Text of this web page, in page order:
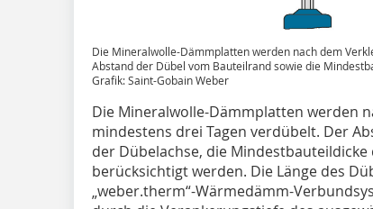
Die Mineralwolle-Dämmplatten werden nach dem
Abstand der Dübel vom Bauteilrand sowie die
Grafik: Saint-Gobain Weber
Die Mineralwolle-Dämmplatten werden
mindestens drei Tagen verdübelt. Der
der Dübelachse, die
berücksichtigt werden. Die Länge des
„weber.therm“-Wärmedämm-